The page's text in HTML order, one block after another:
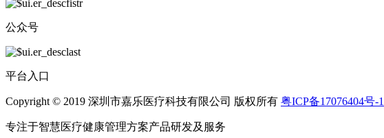
公众号
平台入口
Copyright © 2019 深圳市嘉乐医疗科技有限公司 版权所有 粤ICP备17076404号-1
专注于智慧医疗健康管理方案产品研发及服务